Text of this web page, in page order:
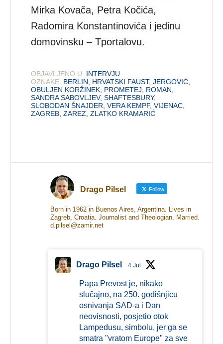
Mirka Kovača, Petra Kočića,
Radomira Konstantinovića i jedinu
domovinsku – Tportalovu.
OBJAVLJENO U: INTERVJU
OZNAKE: BERLIN HRVATSKI FAUST,JERGOVIĆ
OBULJEN KORŽINEK PROMETEJ ROMAN
SANDRA SABOVLJEV,SHAFTESBURY,
SLOBODAN ŠNAJDER ,VERA KEMPF,VIJENAC
ZAGREB ,ZAREZ ,ZLATKO KRAMARIĆ
Drago Pilsel Follow
Born in 1962 in Buenos Aires, Argentina. Lives in
Zagreb, Croatia. Journalist and Theologian. Married.
d.pilsel@zamir.net
Drago Pilsel 4 Jul
Papa Prevost je, nikako
slučajno, na 250. godišnjicu
osnivanja SAD-a i Dan
neovisnosti, posjetio otok
Lampedusu, simbolu, jer ga se
smatra "vratom Europe" za sve